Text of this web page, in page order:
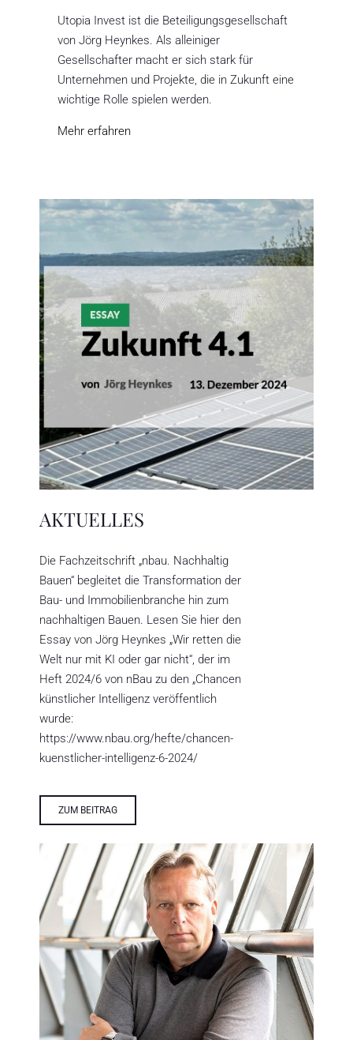
Utopia Invest ist die Beteiligungsgesellschaft
von Jörg Heynkes. Als alleiniger
Gesellschafter macht er sich stark für
Unternehmen und Projekte, die in Zukunft eine
wichtige Rolle spielen werden.
Mehr erfahren
AKTUELLES
Die Fachzeitschrift „nbau. Nachhaltig
Bauen“ begleitet die Transformation der
Bau- und Immobilienbranche hin zum
nachhaltigen Bauen. Lesen Sie hier den
Essay von Jörg Heynkes „Wir retten die
Welt nur mit KI oder gar nicht“, der im
Heft 2024/6 von nBau zu den „Chancen
künstlicher Intelligenz veröffentlich
wurde:
https://www.nbau.org/hefte/chancen-
kuenstlicher-intelligenz-6-2024/
ZUM BEITRAG